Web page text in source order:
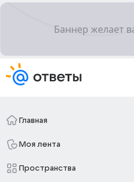
Главная
Моя лента
Пространства